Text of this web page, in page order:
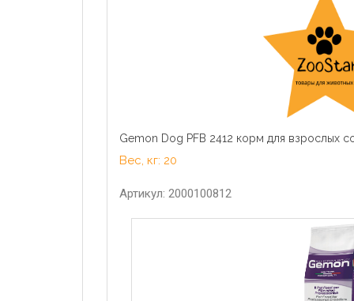
Gemon Dog PFB 2412 корм для взрослых
Вес, кг: 20
Артикул: 2000100812